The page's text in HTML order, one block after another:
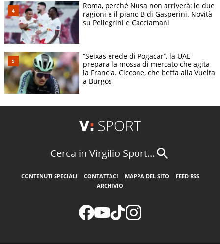
Roma, perché Nusa non arriverà: le due
ragioni e il piano B di Gasperini. Novità
su Pellegrini e Cacciamani
“Seixas erede di Pogacar”, la UAE
prepara la mossa di mercato che agita
la Francia. Ciccone, che beffa alla Vuelta
a Burgos
Cerca in Virgilio Sport...
CONTENUTI SPECIALI CONTATTACI MAPPA DEL SITO
FEED RSS
ARCHIVIO